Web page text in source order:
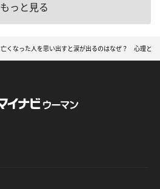
もっと見る
亡くなった人を思い出すと涙が出るのはなぜ？ 心理とス